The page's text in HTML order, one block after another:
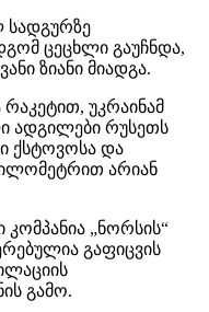
სადგურზე
ცეცხლი გაუჩნდა,
ზიანი მიადგა.
უკრაინამ
ადგილები რუსეთს
ქსტოვოსა და
არიან
„ნორსის“
გაფიცვის
გამო.